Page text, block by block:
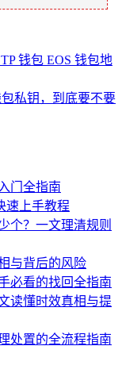
钱包 EOS 钱包地
私钥，到底要不要
门全指南
速上手教程
个？一文理清规则
与背后的风险
必看的找回全指南
读懂时效真相与提
处置的全流程指南